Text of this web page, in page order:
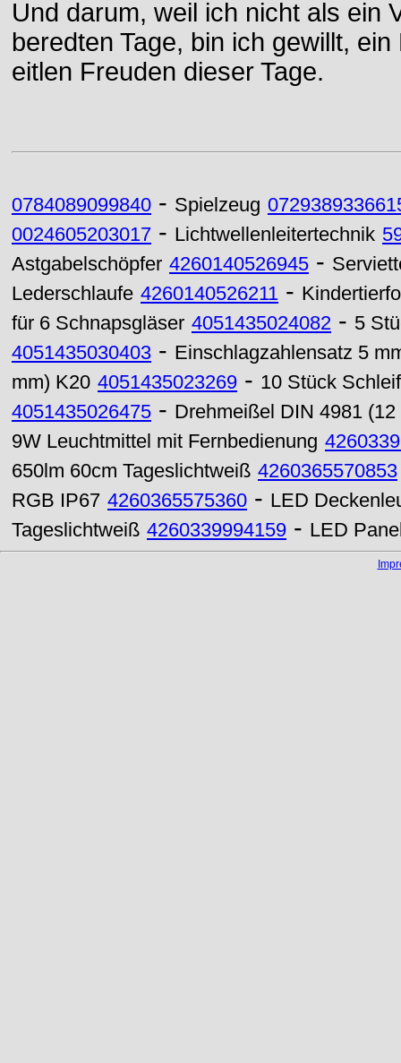
Und darum, weil ich nicht als ein
beredten Tage, bin ich gewillt,
eitlen Freuden dieser Tage.
0784089099840 - Spielzeug
0024605203017 - Lichtwellenleitertechnik
Astgabelschöpfer 4260140526945 -
Lederschlaufe 4260140526211 -
für 6 Schnapsgläser 4051435024082 - 5
4051435030403 - Einschlagzahlensatz 5
mm) K20 4051435023269 - 10 Stück
4051435026475 - Drehmeißel DIN 4981
9W Leuchtmittel mit Fernbedienung
650lm 60cm Tageslichtweiß 4260365570853
RGB IP67 4260365575360 - LED
Tageslichtweiß 4260339994159 - LED